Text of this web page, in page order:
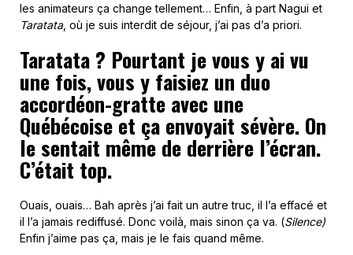
les animateurs ça change tellement… Enfin, à part Nagui et
Taratata, où je suis interdit de séjour, j’ai pas d’a priori.
Taratata ? Pourtant je vous y ai vu
une fois, vous y faisiez un duo
accordéon-gratte avec une
Québécoise et ça envoyait sévère. On
le sentait même de derrière l’écran.
C’était top.
Ouais, ouais… Bah après j’ai fait un autre truc, il l’a effacé et
il l’a jamais rediffusé. Donc voilà, mais sinon ça va. (Silence)
Enfin j’aime pas ça, mais je le fais quand même.